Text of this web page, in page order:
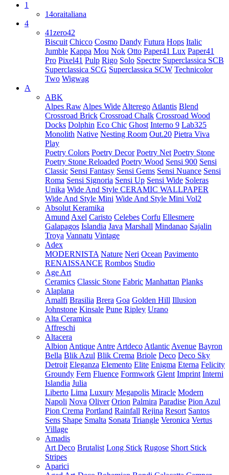
1
14oraitaliana
4
41zero42
Biscuit Chicco Cosmo Dandy Futura Hops Italic
Jumble Kappa Mou Nok Otto Paper41 Lux Paper41
Pro Pixel41 Pulp Rigo Solo Spectre Superclassica SCB
Superclassica SCG Superclassica SCW Technicolor
Two Wigwag
A
ABK
Alpes Raw Alpes Wide Alterego Atlantis Blend
Crossroad Brick Crossroad Chalk Crossroad Wood
Docks Dolphin Eco Chic Ghost Interno 9 Lab325
Monolith Native Nesting Room Out.20 Pietra Viva
Play
Poetry Colors Poetry Decor Poetry Net Poetry Stone
Poetry Stone Reloaded Poetry Wood Sensi 900 Sensi
Classic Sensi Fantasy Sensi Gems Sensi Nuance Sensi
Roma Sensi Signoria Sensi Up Sensi Wide Soleras
Unika Wide And Style CERAMIC WALLPAPER
Wide And Style Mini Wide And Style Mini Vol2
Absolut Keramika
Amund Axel Caristo Celebes Corfu Ellesmere
Galapagos Islandia Java Marshall Mindanao Sajalin
Troya Vannatu Vintage
Adex
MODERNISTA Nature Neri Ocean Pavimento
RENAISSANCE Rombos Studio
Age Art
Ceramics Classic Stone Fabric Manhattan Planks
Alaplana
Amalfi Brasilia Brera Goa Golden Hill Illusion
Johnstone Kinsale Pune Ripley Urano
Alta Ceramica
Affreschi
Altacera
Albion Antique Antre Artdeco Atlantic Avenue Bayron
Bella Blik Azul Blik Crema Briole Deco Deco Sky
Detroit Eleganza Elemento Elite Enigma Eterna Felicity
Groundy Fern Fluence Formwork Glent Imprint Interni
Islandia Julia
Liberto Lima Luxury Megapolis Miracle Modern
Napoli Nova Oliver Orion Palmira Paradise Pion Azul
Pion Crema Portland Rainfall Rejina Resort Santos
Sens Shape Smalta Sonata Triangle Veronica Vertus
Village
Amadis
Art Deco Brutalist Long Stick Rugose Short Stick
Stripes
Aparici